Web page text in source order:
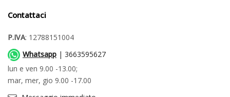
Contattaci
P.IVA: 12788151004
Whatsapp | 3663595627
lun e ven 9.00 -13.00;
mar, mer, gio 9.00 -17.00